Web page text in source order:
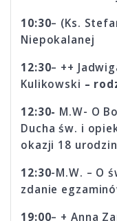
10:30– (Ks.
Niepokalanej
12:30– ++
Kulikowski –
12:30- M.W- O
Ducha św. i
okazji 18 urodzin
12:30-M.W. – O
zdanie
19:00– + Anna